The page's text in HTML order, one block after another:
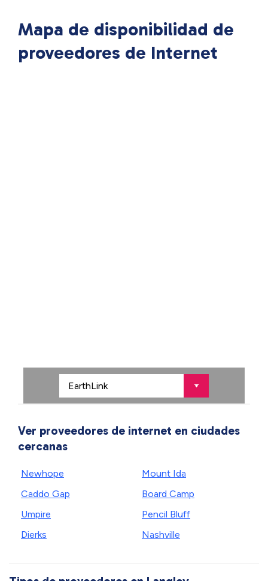
Mapa de disponibilidad de
proveedores de Internet
Ver proveedores de internet en ciudades
cercanas
Newhope
Caddo Gap
Umpire
Dierks
Mount Ida
Board Camp
Pencil Bluff
Nashville